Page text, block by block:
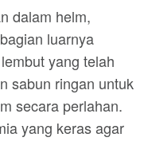
dalam helm,
luarnya
yang telah
sabun ringan untuk
secara perlahan.
yang keras agar